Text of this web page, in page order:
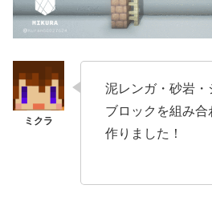
泥レンガ・砂岩・
ブロックを組み
作りました！